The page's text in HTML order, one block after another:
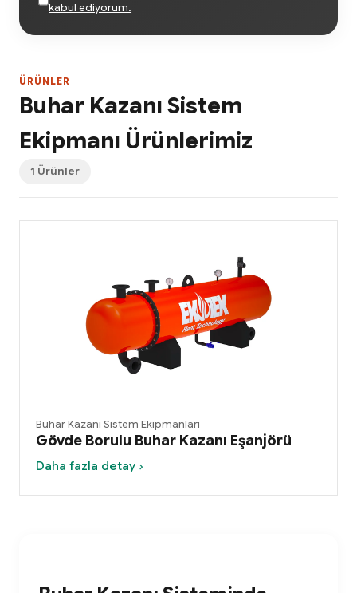
kabul ediyorum.
ÜRÜNLER
Buhar Kazanı Sistem
Ekipmanı Ürünlerimiz
1 Ürünler
Buhar Kazanı Sistem Ekipmanları
Gövde Borulu Buhar Kazanı Eşanjörü
Daha fazla detay ›